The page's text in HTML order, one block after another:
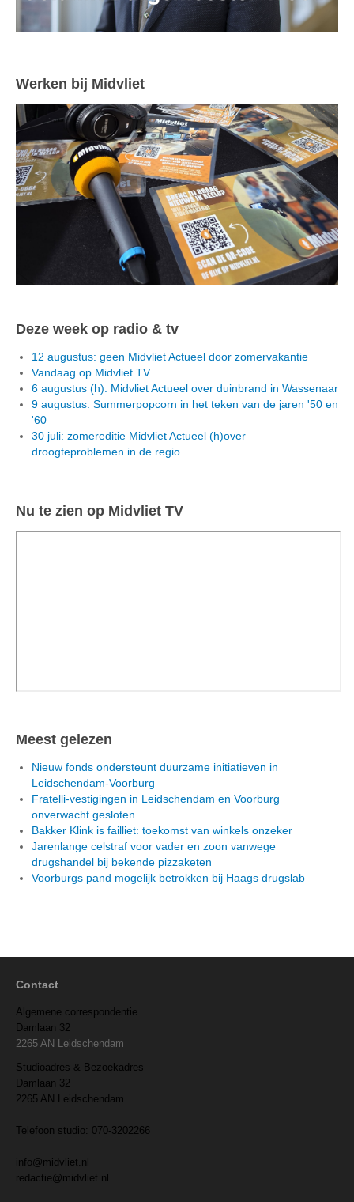
Werken bij Midvliet
Deze week op radio & tv
12 augustus: geen Midvliet Actueel door zomervakantie
Vandaag op Midvliet TV
6 augustus (h): Midvliet Actueel over duinbrand in Wassenaar
9 augustus: Summerpopcorn in het teken van de jaren '50 en
'60
30 juli: zomereditie Midvliet Actueel (h)over
droogteproblemen in de regio
Nu te zien op Midvliet TV
Meest gelezen
Nieuw fonds ondersteunt duurzame initiatieven in
Leidschendam-Voorburg
Fratelli-vestigingen in Leidschendam en Voorburg
onverwacht gesloten
Bakker Klink is failliet: toekomst van winkels onzeker
Jarenlange celstraf voor vader en zoon vanwege
drugshandel bij bekende pizzaketen
Voorburgs pand mogelijk betrokken bij Haags drugslab
Contact
Algemene correspondentie
Damlaan 32
2265 AN Leidschendam
Studioadres & Bezoekadres
Damlaan 32
2265 AN Leidschendam
Telefoon studio: 070-3202266
info@midvliet.nl
redactie@midvliet.nl